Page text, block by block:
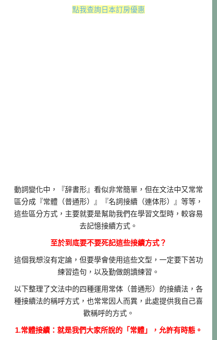
點我查詢日本訂房優惠
動詞變化中，『辞書形』看似非常簡單，但在文法中又常常
區分成『常體（普通形）』『名詞接續（連体形）』等等，
這些區分方式，主要就要是幫助我們在學習文型時，較容易
去記憶接續方式。
至於到底要不要死記這些接續方式？
這個我想沒有定論，但要學會使用這些文型，一定要下苦功
練習造句，以及勤做朗讀練習。
以下整理了文法中的四種運用常体（普通形）的接續法，各
種接續法的稱呼方式，也常常因人而異，此處提供我自己喜
歡稱呼的方式。
1.常體接續：就是我們大家所說的「常體」，允許有時態。